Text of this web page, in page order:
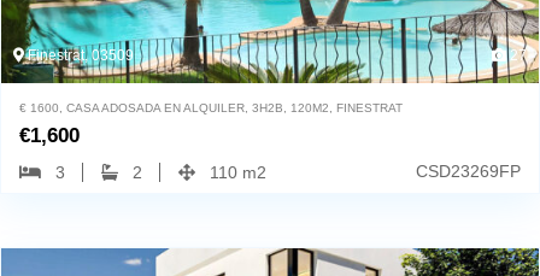
Finestrat, 03509 27
€ 1600, CASA ADOSADA EN ALQUILER, 3H2B, 120M2, FINESTRAT
€1,600
3 2 110 m2 CSD23269FP